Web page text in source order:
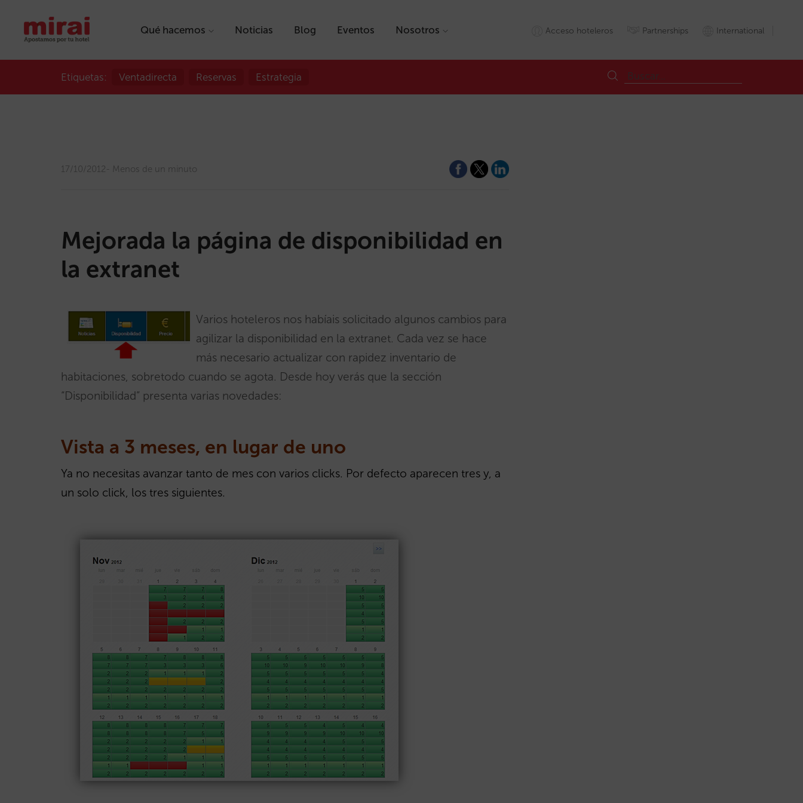
Qué hacemos Noticias Blog Eventos Nosotros Acceso hoteleros Partnerships International
Etiquetas: Ventadirecta Reservas Estrategia
17/10/2012 Menos de un minuto
Mejorada la página de disponibilidad en
la extranet
Varios hoteleros nos habíais solicitado algunos cambios para
agilizar la disponibilidad en la extranet. Cada vez se hace
más necesario actualizar con rapidez inventario de
habitaciones, sobretodo cuando se agota. Desde hoy verás que la sección
“Disponibilidad” presenta varias novedades:
Vista a 3 meses, en lugar de uno
Ya no necesitas avanzar tanto de mes con varios clicks. Por defecto aparecen tres y, a
un solo click, los tres siguientes.